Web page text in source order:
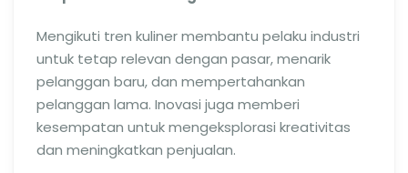
Mengikuti tren kuliner membantu pelaku industri
untuk tetap relevan dengan pasar, menarik
pelanggan baru, dan mempertahankan
pelanggan lama. Inovasi juga memberi
kesempatan untuk mengeksplorasi kreativitas
dan meningkatkan penjualan.